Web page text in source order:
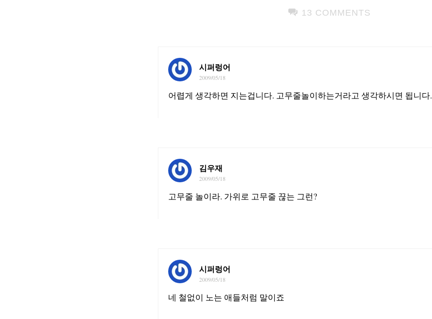
13 COMMENTS
시퍼렁어
2009/05/18
어렵게 생각하면 지는겁니다. 고무줄놀이하는거라고 생각하시면 됩니다.
김우재
2009/05/18
고무줄 놀이라. 가위로 고무줄 끊는 그런?
시퍼렁어
2009/05/18
네 철없이 노는 애들처럼 말이죠